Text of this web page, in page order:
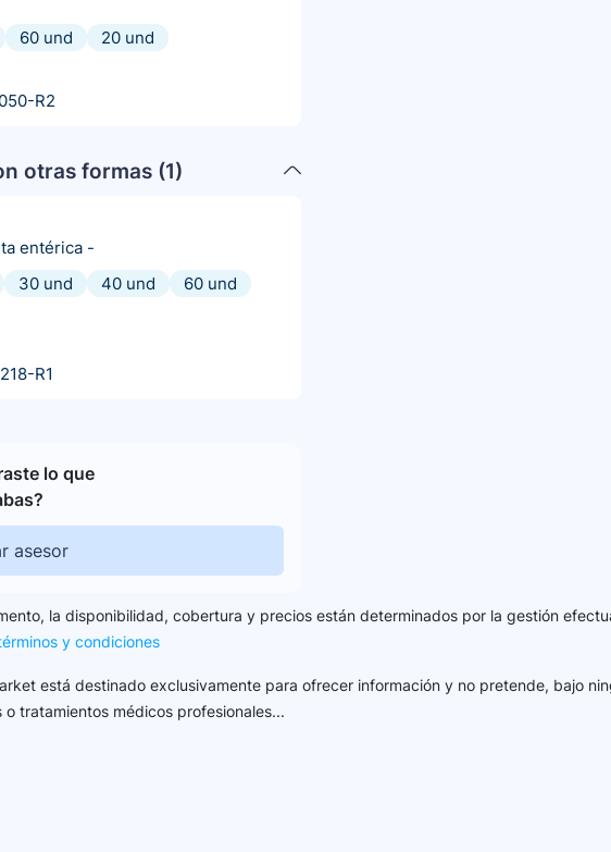
60 und
20 und
R2
otras formas (1)
entérica -
30 und 40 und
60 und
R1
lo que
asesor
la disponibilidad, cobertura y precios están determinados por la gestión
y condiciones
está destinado exclusivamente para ofrecer información y no pretende, bajo
tratamientos médicos profesionales...